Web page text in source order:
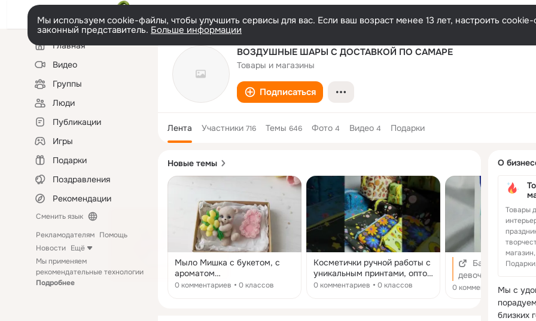
Мы используем cookie-файлы, чтобы улучшить сервисы для вас. Если ваш возраст менее 13 лет, настроить
законный представитель. Больше информации
Левая
колонкаГлавная
Видео
Группы
Люди
Публикации
Игры
Подарки
Поздравления
Рекомендации
Сменить язык
Рекламодателям Помощь
Новости Ещё
Мы применяем
рекомендательные технологии
Подробнее
ВОЗДУШНЫЕ ШАРЫ С ДОСТАВКОЙ ПО САМАРЕ
Товары и магазины
Подписаться
Лента Участники 716 Темы 646 Фото 4 Видео 4 Подарки
Новые темы
Мыло Мишка с букетом, с
ароматом
https://ozon.ru/t/91EOKtt
0 комментариев 0 классов
Косметички ручной работы с
уникальным принтами, оптом
и в розницу
0 комментариев 0 классов
Бантики для
девочкам, ручной
для школы, для
сада,
повседневные 6
0 комментариев 0
колонка
О
Товары
Мы с
близких